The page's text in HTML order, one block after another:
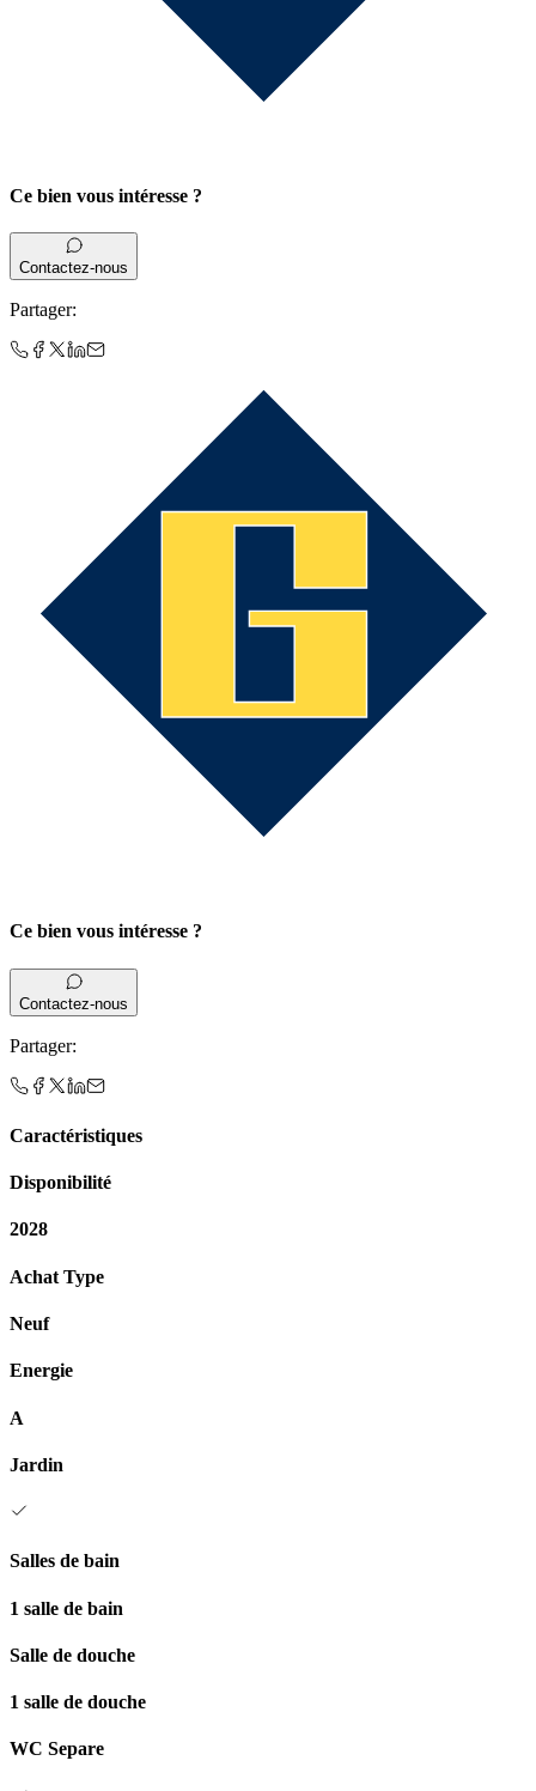
Ce bien vous intéresse ?
Contactez-nous
Partager:
Ce bien vous intéresse ?
Contactez-nous
Partager:
Caractéristiques
Disponibilité
2028
Achat Type
Neuf
Energie
A
Jardin
Salles de bain
1 salle de bain
Salle de douche
1 salle de douche
WC Separe